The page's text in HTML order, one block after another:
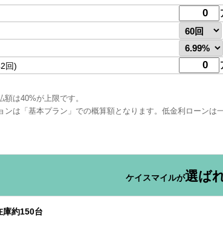
回)
額は40%が上限です。
ンは「基本プラン」での概算額となります。低金利ローンは
ケイスマイルが選ば
庫約150台